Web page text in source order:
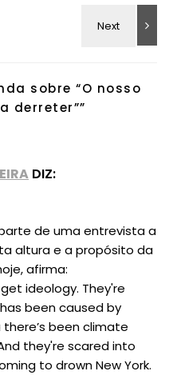
sobre “O nosso
derreter””
DIZ:
de uma entrevista a
altura e a propósito da
afirma:
ideology. They're
been caused by
been climate
they're scared into
to drown New York.